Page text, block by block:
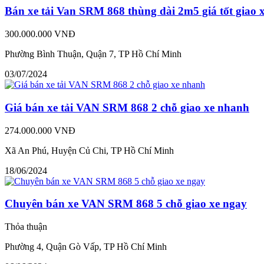
Bán xe tải Van SRM 868 thùng dài 2m5 giá tốt giao
300.000.000 VNĐ
Phường Bình Thuận, Quận 7, TP Hồ Chí Minh
03/07/2024
Giá bán xe tải VAN SRM 868 2 chỗ giao xe nhanh
274.000.000 VNĐ
Xã An Phú, Huyện Củ Chi, TP Hồ Chí Minh
18/06/2024
Chuyên bán xe VAN SRM 868 5 chỗ giao xe ngay
Thỏa thuận
Phường 4, Quận Gò Vấp, TP Hồ Chí Minh